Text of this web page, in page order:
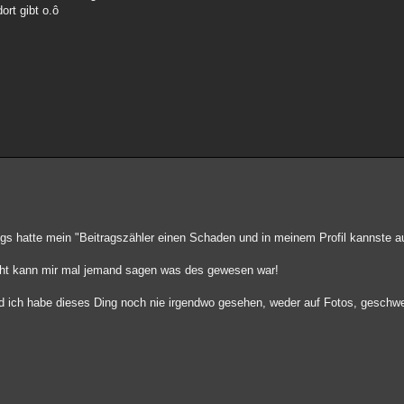
gibt o.ô
hatte mein "Beitragszähler einen Schaden und in meinem Profil kannste
kann mir mal jemand sagen was des gewesen war!
ich habe dieses Ding noch nie irgendwo gesehen, weder auf Fotos,